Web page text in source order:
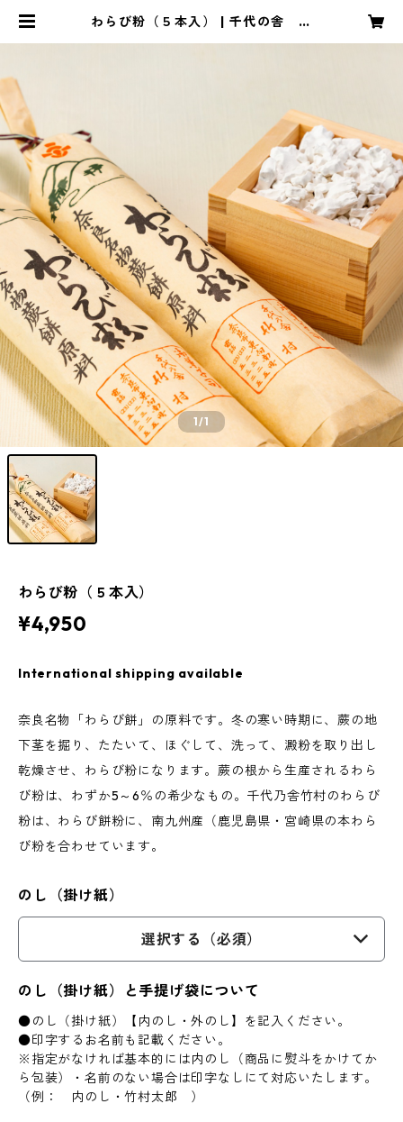
わらび粉（５本入） | 千代の舎 竹
1/1
わらび粉（５本入）
¥4,950
International shipping available
奈良名物「わらび餅」の原料です。冬の寒い時期に、蕨の地
下茎を掘り、たたいて、ほぐして、洗って、澱粉を取り出し
乾燥させ、わらび粉になります。蕨の根から生産されるわら
び粉は、わずか5～6％の希少なもの。千代乃舎竹村のわらび
粉は、わらび餅粉に、南九州産（鹿児島県・宮崎県の本わら
び粉を合わせています。
のし（掛け紙）
選択する（必須）
のし（掛け紙）と手提げ袋について
●のし（掛け紙）【内のし・外のし】を記入ください。
●印字するお名前も記載ください。
※指定がなければ基本的には内のし（商品に熨斗をかけてか
ら包装）・名前のない場合は印字なしにて対応いたします。
（例： 内のし・竹村太郎 ）